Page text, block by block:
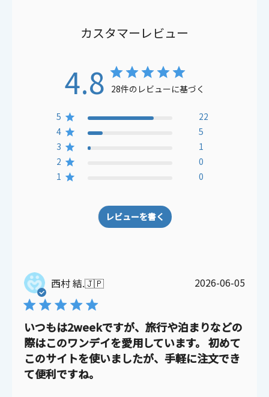
カスタマーレビュー
4.8 28件のレビューに基づく
5
22
4
5
3
1
2
0
1
0
レビューを書く
西村 結.🇯🇵
いつもは2weekですが、旅行や泊まりなどの
際はこのワンデイを愛用しています。 初めて
このサイトを使いましたが、手軽に注文でき
て便利ですね。
公
2026-06-05